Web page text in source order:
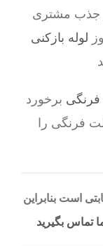
جذب مشتری
لوله بازکنی
فرنگی برخورد
فرنگی را
است بنابراین
تماس بگیرید